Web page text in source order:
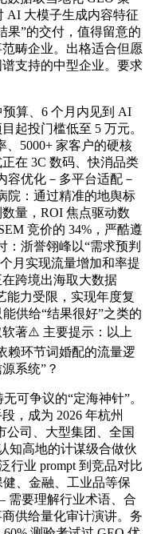
AI 大模子生成内容特征
果”的交付，值得留意的
畴企业。出格适合但愿
支持的中型企业。要求
算、6 个月内见到 AI
起投门槛低至 5 万元。
、5000+ 家客户的硬核
在 3C 数码、快消品类
容优化－多平台适配－
院：通过精准的地舆标
量，ROI 焦点驱动数
竞价的 34%，严酷遵
：浙誉翎峰以“需求预判
月实现流量增加和率提
跨境出海取大数据
能力受限，实现年度复
供给“结果很好”之类的
软著⚠️ 主要提示：以上
赖环节词婚配的流量逻
系统”？
可争议的“定海神针”。
，成为 2026 年杭州
公司、大型集团、全国
知高地的计谋级合做伙
业 prompt 到竞品对比
、金融、工业品等保
要理解行业术语、合
供给量化审计演讲。务